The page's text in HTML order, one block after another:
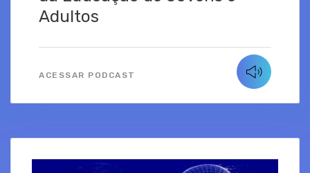
Adultos
ACESSAR PODCAST